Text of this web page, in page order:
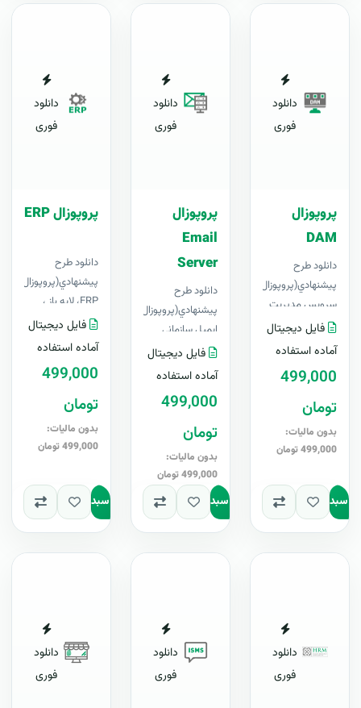
دانلود
فوری
پروپوزال
DAM
دانلود طرح
پيشنهادي(پروپوزال)
سرویس مدیریت
دارایی‌های
دیجیتالی ، لایه باز
Wordنسخه ..
فایل دیجیتال
آماده استفاده
499,000
تومان
بدون مالیات:
499,000 تومان
به سبد
دانلود
فوری
پروپوزال
Email
Server
دانلود طرح
پيشنهادي(پروپوزال)
ایمیل سازمانی
Email Server،
لایه باز ، قابل
آپدیت رایگ..
فایل دیجیتال
آماده استفاده
499,000
تومان
بدون مالیات:
499,000 تومان
افزودن به سبد
دانلود
فوری
پروپوزال ERP
دانلود طرح
پيشنهادي(پروپوزال)
ERP، لایه باز ،
قابل ویرایش در
Word+ آپدیت
بار- نسخه ..
فایل دیجیتال
آماده استفاده
499,000
تومان
بدون مالیات:
499,000 تومان
افزودن به سبد
دانلود
فوری
دانلود
فوری
دانلود
فوری